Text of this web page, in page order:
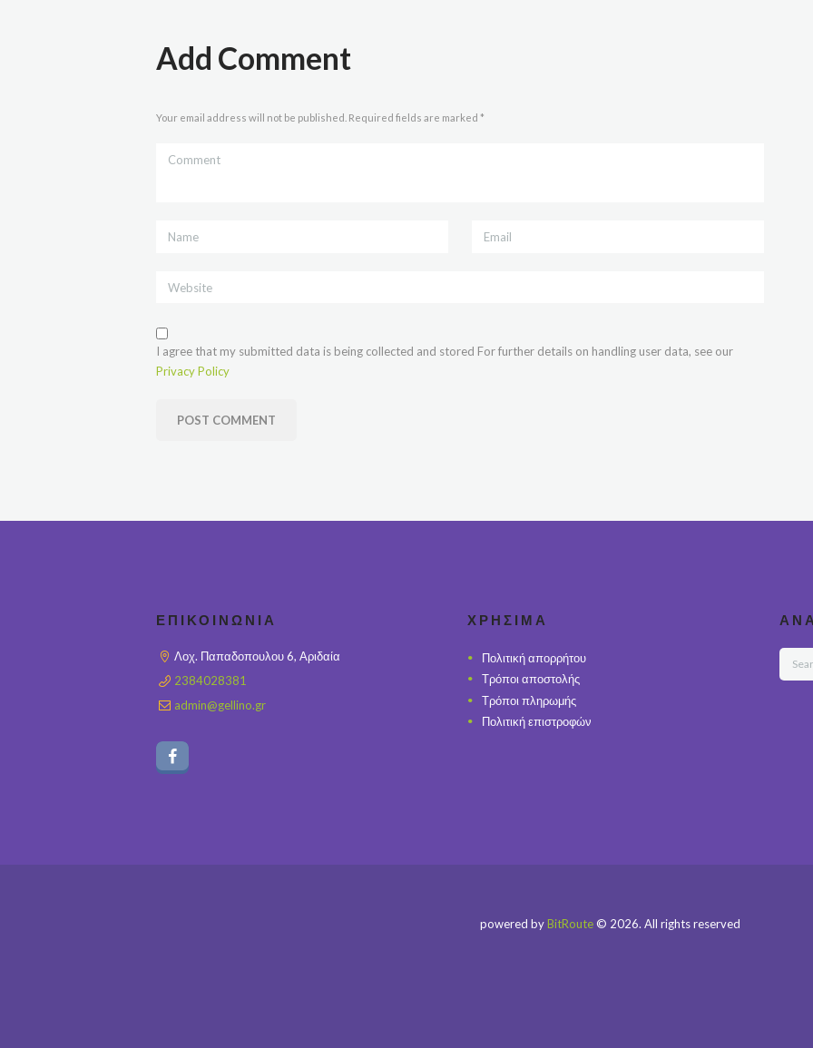
Add Comment
Your email address will not be published. Required fields are marked *
I agree that my submitted data is being collected and stored For further details on handling user data, see our
Privacy Policy
ΕΠΙΚΟΙΝΩΝΊΑ
Λοχ. Παπαδοπουλου 6, Αριδαία
2384028381
admin@gellino.gr
ΧΡΉΣΙΜΑ
Πολιτική απορρήτου
Τρόποι αποστολής
Τρόποι πληρωμής
Πολιτική επιστροφών
powered by BitRoute© 2026. All rights reserved